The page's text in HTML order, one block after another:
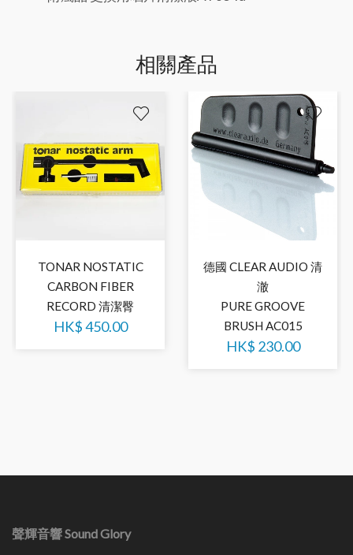
相關產品
TONAR NOSTATIC
CARBON FIBER
RECORD 清潔臀
HK$450.00
德國 CLEAR AUDIO 清
澈
PURE GROOVE
BRUSH AC015
HK$ 230.00
聲輝音響 Sound Glory